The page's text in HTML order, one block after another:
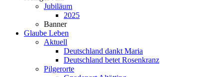
Jubiläum
2025
Banner
Glaube Leben
Aktuell
Deutschland dankt Maria
Deutschland betet Rosenkranz
Pilgerorte